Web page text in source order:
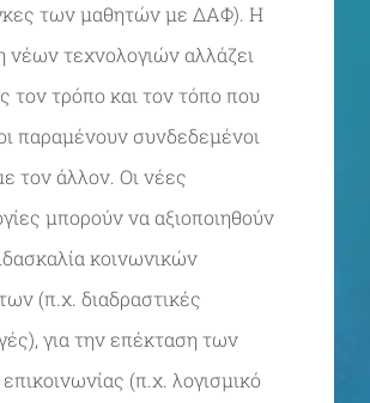
των μαθητών με ΔΑΦ). Η
νέων τεχνολογιών αλλάζει
τον τρόπο και τον τόπο που
παραμένουν συνδεδεμένοι
τον άλλον. Οι νέες
μπορούν να αξιοποιηθούν
κοινωνικών
(π.χ. διαδραστικές
για την επέκταση των
(π.χ. λογισμικό